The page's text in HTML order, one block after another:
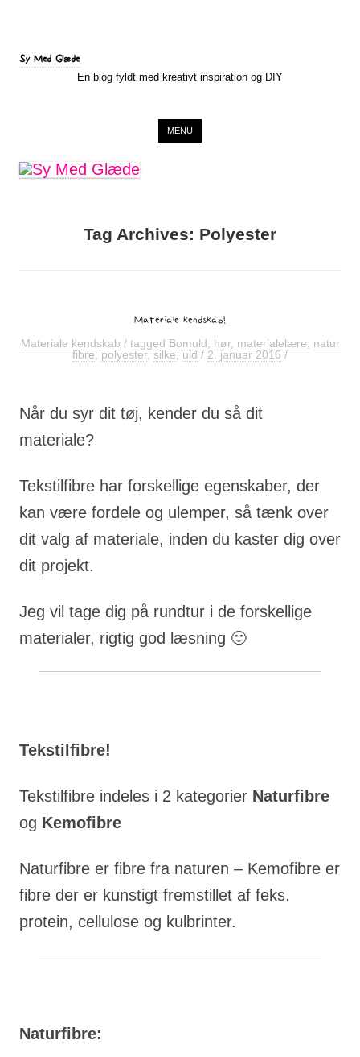
Sy Med Glæde
En blog fyldt med kreativt inspiration og DIY
MENU
Tag Archives: Polyester
Materiale kendskab!
Materiale kendskab / tagged Bomuld hør, materialelære
natur
fibre,polyester, silke,uld/2. januar 2016/
Når du syr dit tøj, kender du så dit
materiale?
Tekstilfibre har forskellige egenskaber, der
kan være fordele og ulemper, så tænk over
dit valg af materiale, inden du kaster dig over
dit projekt.
Jeg vil tage dig på rundtur i de forskellige
materialer, rigtig god læsning 🙂
Tekstilfibre!
Tekstilfibre indeles i 2 kategorier Naturfibre
og Kemofibre
Naturfibre er fibre fra naturen – Kemofibre er
fibre der er kunstigt fremstillet af feks.
protein, cellulose og kulbrinter.
Naturfibre: